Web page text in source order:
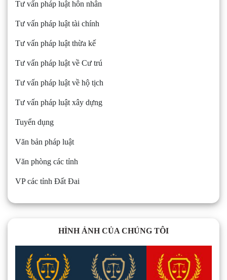
Tư vấn pháp luật hôn nhân
Tư vấn pháp luật tài chính
Tư vấn pháp luật thừa kế
Tư vấn pháp luật về Cư trú
Tư vấn pháp luật về hộ tịch
Tư vấn pháp luật xây dựng
Tuyển dụng
Văn bản pháp luật
Văn phòng các tỉnh
VP các tỉnh Đất Đai
HÌNH ẢNH CỦA CHÚNG TÔI